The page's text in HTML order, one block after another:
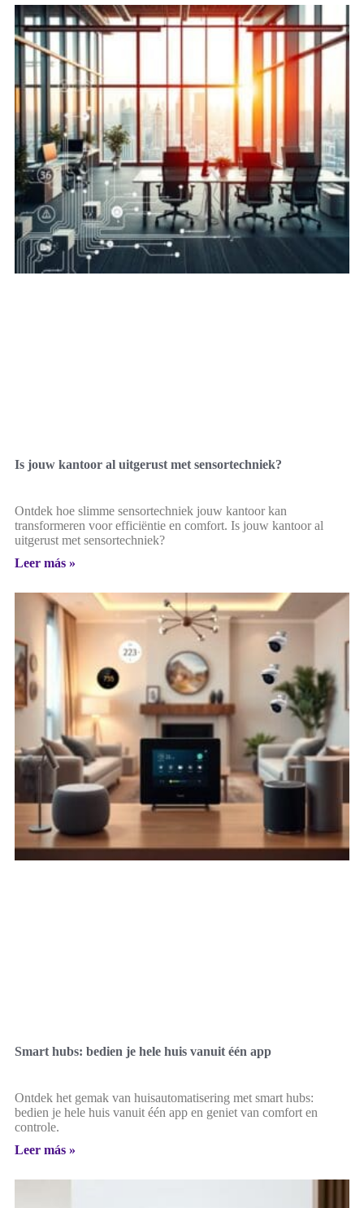
Is jouw kantoor al uitgerust met sensortechniek?
Ontdek hoe slimme sensortechniek jouw kantoor kan
transformeren voor efficiëntie en comfort. Is jouw kantoor al
uitgerust met sensortechniek?
Leer más »
Smart hubs: bedien je hele huis vanuit één app
Ontdek het gemak van huisautomatisering met smart hubs:
bedien je hele huis vanuit één app en geniet van comfort en
controle.
Leer más »